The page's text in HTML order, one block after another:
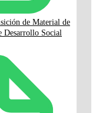
de Material de
Desarrollo Social